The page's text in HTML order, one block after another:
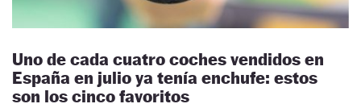
Uno de cada cuatro coches vendidos en
España en julio ya tenía enchufe: estos
son los cinco favoritos